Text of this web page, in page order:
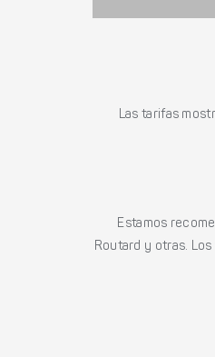
Las tarifas
Estamos
Routard y otras.